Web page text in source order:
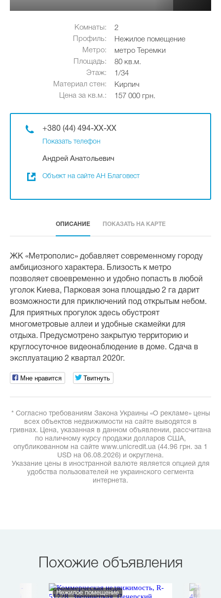
Комнаты:
2
Профиль:
Нежилое помещение
Метро:
метро Теремки
Площадь:
80 кв.м.
Этаж:
1/34
Материал стен:
Кирпич
Цена за кв.м.:
157 000 грн.
+380 (44) 494-XX-XX
Показать телефон
Андрей Анатольевич
Объект на сайте АН Благовест
ОПИСАНИЕ ПОКАЗАТЬ НА КАРТЕ
ЖК «Метрополис» добавляет современному городу
амбициозного характера. Близость к метро
позволяет своевременно и удобно попасть в любой
уголок Киева, Парковая зона площадью 2 га дарит
возможности для приключений под открытым небом.
Для приятных прогулок здесь обустроят
многометровые аллеи и удобные скамейки для
отдыха. Предусмотрено закрытую территорию и
круглосуточное видеонаблюдение в доме. Сдача в
эксплуатацию 2 квартал 2020г.
Мне нравится Твитнуть
* Согласно требованиям Закона Украины «О рекламе» цены
всех объектов недвижимости на сайте выводятся в
гривнах. Цена, указанная в данном объявлении, рассчитана
по наличному курсу продажи долларов США,
опубликованном на сайте www.unicredit.ua (44.96 грн. за 1
USD на 06.08.2026) и округлена.
Указание цены в иностранной валюте является опцией для
удобства пользователей не украинского сегмента
интернета.
Похожие объявления
Нежилое помещение